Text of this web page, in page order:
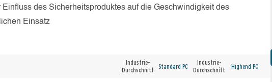
Einfluss des Sicherheitsproduktes auf die Geschwindigkeit des
Einsatz
Industrie-
Durchschnitt
Standard PC
Industrie-
Durchschnitt
Highend PC